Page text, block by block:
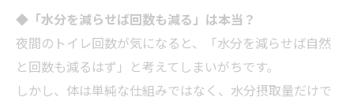
◆ 「水分を減らせば回数も減る」は本当？
夜間のトイレ回数が気になると、「水分を減らせば自然
と回数も減るはず」と考えてしまいがちです。
しかし、体は単純な仕組みではなく、水分摂取量だけで